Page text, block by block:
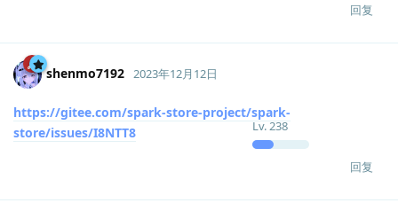
回复
shenmo7192
Lv.238
2023年12月12日
https://gitee.com/spark-store-project/spark-
store/issues/I8NTT8
回复